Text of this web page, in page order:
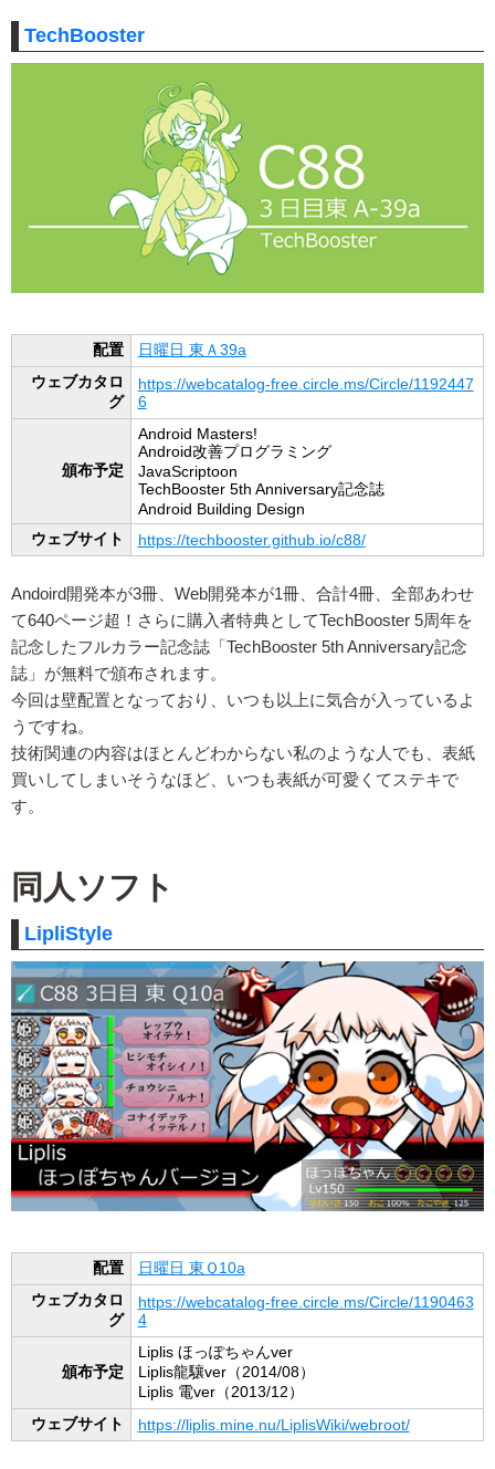
TechBooster
配置
日曜日 東Ａ39a
ウェブカタロ
グ
https://webcatalog-free.circle.ms/Circle/1192447
6
頒布予定
Android Masters!
Android改善プログラミング
JavaScriptoon
TechBooster 5th Anniversary記念誌
Android Building Design
ウェブサイト
https://techbooster.github.io/c88/
Andoird開発本が3冊、Web開発本が1冊、合計4冊、全部あわせ
て640ページ超！さらに購入者特典としてTechBooster 5周年を
記念したフルカラー記念誌「TechBooster 5th Anniversary記念
誌」が無料で頒布されます。
今回は壁配置となっており、いつも以上に気合が入っているよ
うですね。
技術関連の内容はほとんどわからない私のような人でも、表紙
買いしてしまいそうなほど、いつも表紙が可愛くてステキで
す。
同人ソフト
LipliStyle
配置
日曜日 東Ｑ10a
ウェブカタロ
グ
https://webcatalog-free.circle.ms/Circle/1190463
4
頒布予定
Liplis ほっぽちゃんver
Liplis龍驤ver（2014/08）
Liplis 電ver（2013/12）
ウェブサイト
https://liplis.mine.nu/LiplisWiki/webroot/